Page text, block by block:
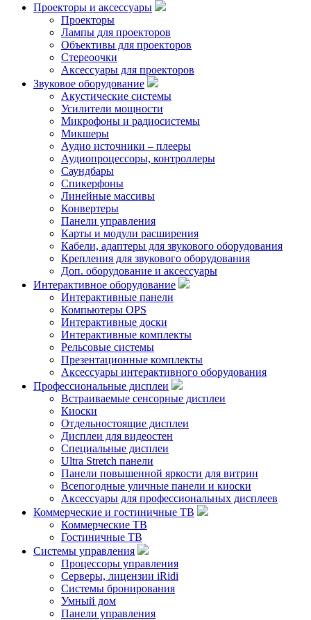
Проекторы и аксессуары
Проекторы
Лампы для проекторов
Объективы для проекторов
Стереоочки
Аксессуары для проекторов
Звуковое оборудование
Акустические системы
Усилители мощности
Микрофоны и радиосистемы
Микшеры
Аудио источники – плееры
Аудиопроцессоры, контроллеры
Саундбары
Спикерфоны
Линейные массивы
Конвертеры
Панели управления
Карты и модули расширения
Кабели, адаптеры для звукового оборудования
Крепления для звукового оборудования
Доп. оборудование и аксессуары
Интерактивное оборудование
Интерактивные панели
Компьютеры OPS
Интерактивные доски
Интерактивные комплекты
Рельсовые системы
Презентационные комплекты
Аксессуары интерактивного оборудования
Профессиональные дисплеи
Встраиваемые сенсорные дисплеи
Киоски
Отдельностоящие дисплеи
Дисплеи для видеостен
Специальные дисплеи
Ultra Stretch панели
Панели повышенной яркости для витрин
Всепогодные уличные панели и киоски
Аксессуары для профессиональных дисплеев
Коммерческие и гостиничные ТВ
Коммерческие ТВ
Гостиничные ТВ
Системы управления
Процессоры управления
Серверы, лицензии iRidi
Системы бронирования
Умный дом
Панели управления